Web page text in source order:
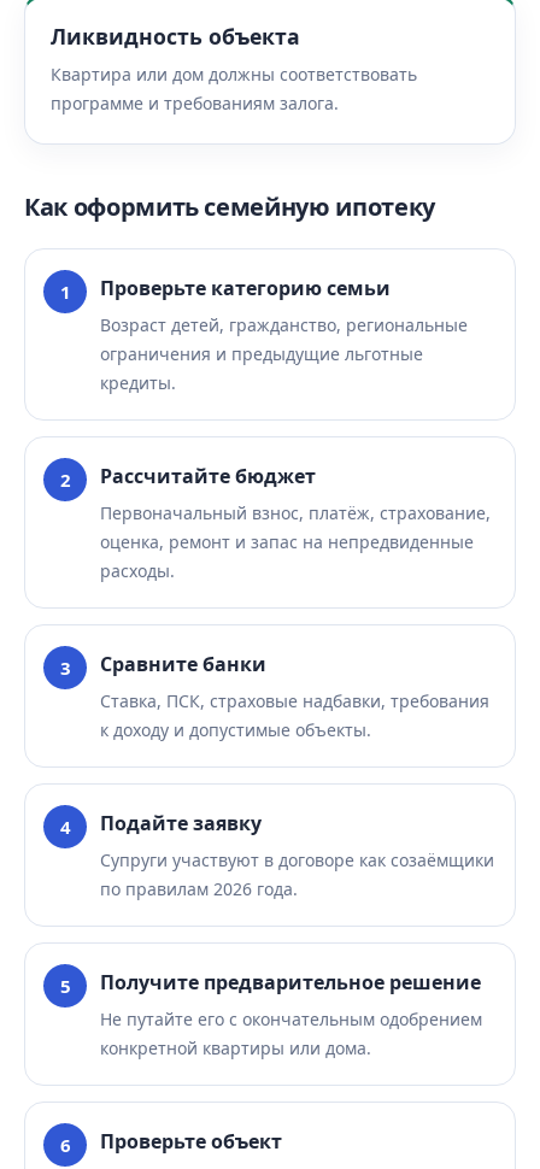
Ликвидность объекта
Квартира или дом должны соответствовать
программе и требованиям залога.
Как оформить семейную ипотеку
Проверьте категорию семьи
Возраст детей, гражданство, региональные
ограничения и предыдущие льготные
кредиты.
Рассчитайте бюджет
Первоначальный взнос, платёж, страхование,
оценка, ремонт и запас на непредвиденные
расходы.
Сравните банки
Ставка, ПСК, страховые надбавки, требования
к доходу и допустимые объекты.
Подайте заявку
Супруги участвуют в договоре как созаёмщики
по правилам 2026 года.
Получите предварительное решение
Не путайте его с окончательным одобрением
конкретной квартиры или дома.
Проверьте объект